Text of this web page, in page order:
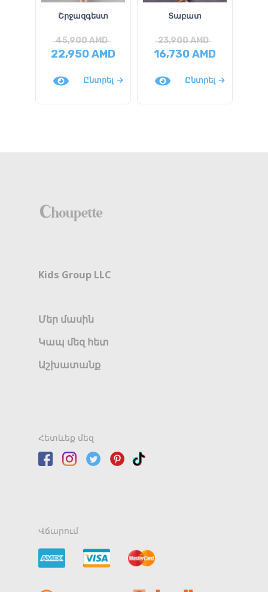
Շրջազգեստ
45,900AMD
22,950AMD
Ընտրել
Տաբատ
23,900AMD
16,730AMD
Ընտրել
Kids Group LLC
Մեր մասին
Կապ մեզ հետ
Աշխատանք
Հետևեք մեզ
Վճարում